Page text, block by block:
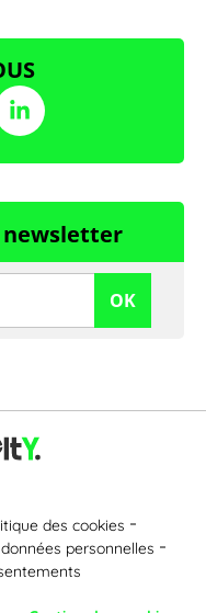
newsletter
OK
des cookies
personnelles